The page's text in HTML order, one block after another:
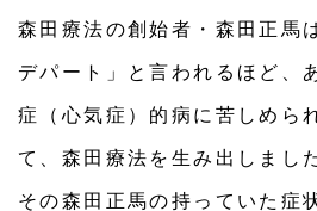
森田療法の創始者・森田正馬
デパート」と言われるほど、
症（心気症）的病に苦しめら
て、森田療法を生み出しまし
その森田正馬の持っていた症